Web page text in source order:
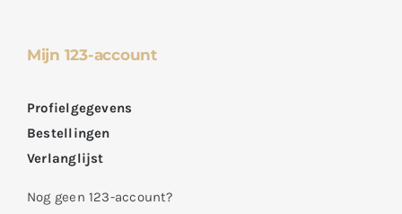
Mijn 123-account
Profielgegevens
Bestellingen
Verlanglijst
Nog geen 123-account?